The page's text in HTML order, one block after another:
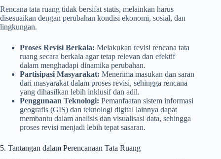
Rencana tata ruang tidak bersifat statis, melainkan harus
disesuaikan dengan perubahan kondisi ekonomi, sosial, dan
lingkungan.
Proses Revisi Berkala: Melakukan revisi rencana tata
ruang secara berkala agar tetap relevan dan efektif
dalam menghadapi dinamika perubahan.
Partisipasi Masyarakat: Menerima masukan dan saran
dari masyarakat dalam proses revisi, sehingga rencana
yang dihasilkan lebih inklusif dan adil.
Penggunaan Teknologi: Pemanfaatan sistem informasi
geografis (GIS) dan teknologi digital lainnya dapat
membantu dalam analisis dan visualisasi data, sehingga
proses revisi menjadi lebih tepat sasaran.
5. Tantangan dalam Perencanaan Tata Ruang